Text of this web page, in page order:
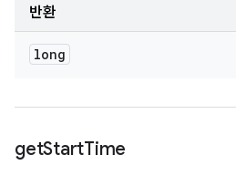
반환
long
getStartTime